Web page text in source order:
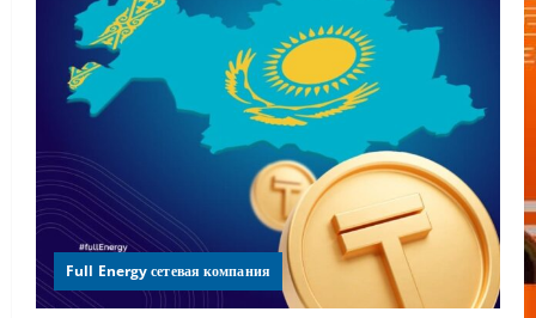
Full Energy сетевая компания